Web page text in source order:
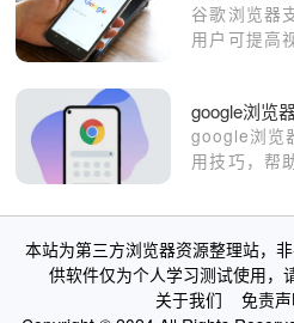
谷歌浏览器
用户可提高
google浏览
google浏览
用技巧，帮
本站为第三方浏览器资源整理站，
供软件仅为个人学习测试使用，
关于我们
免责